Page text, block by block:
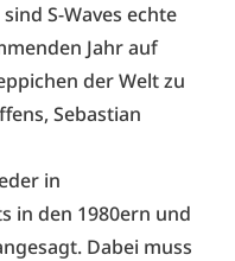
S-Waves echte
Jahr auf
der Welt zu
Sebastian
in
in den 1980ern und
Dabei muss